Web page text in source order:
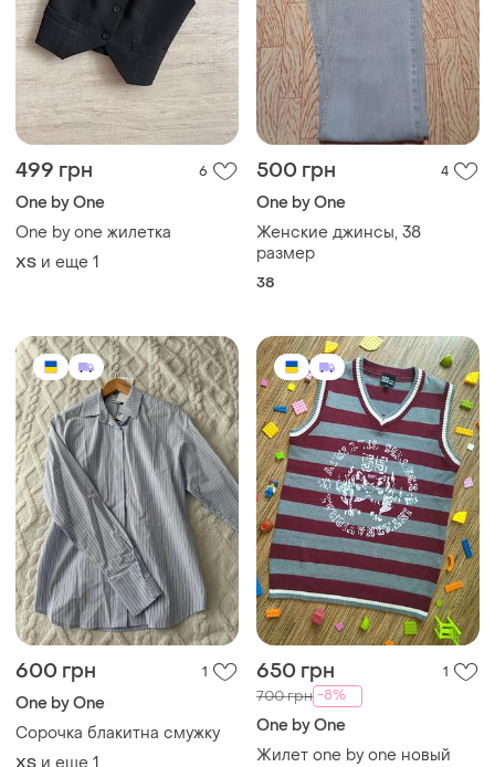
499 грн 6
One by One
One by one жилетка
ХS и еще 1
500 грн 4
One by One
Женские джинсы, 38
размер
38
600 грн 1
One by One
Сорочка блакитна смужку
ХS
650 грн 1
700 грн -8%
One by One
Жилет one by one новый